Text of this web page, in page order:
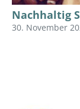
Nachhaltig
30. November